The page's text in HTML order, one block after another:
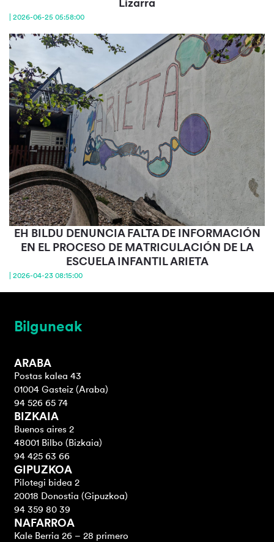
Lizarra
| 2026-06-25 05:58:00
EH BILDU DENUNCIA FALTA DE INFORMACIÓN
EN EL PROCESO DE MATRICULACIÓN DE LA
ESCUELA INFANTIL ARIETA
| 2026-04-23 08:15:00
Bilguneak
ARABA
Postas kalea 43
01004 Gasteiz (Araba)
94 526 65 74
BIZKAIA
Buenos aires 2
48001 Bilbo (Bizkaia)
94 425 63 66
GIPUZKOA
Pilotegi bidea 2
20018 Donostia (Gipuzkoa)
94 359 80 39
NAFARROA
Kale Berria 26 – 28 primero